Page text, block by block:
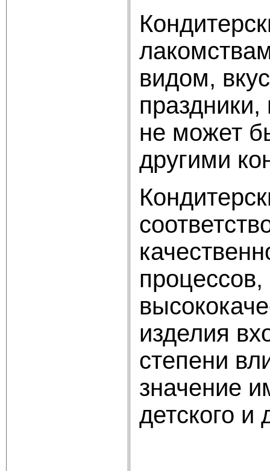
видом,
не может
другими
изделия
степени
значение
детского и